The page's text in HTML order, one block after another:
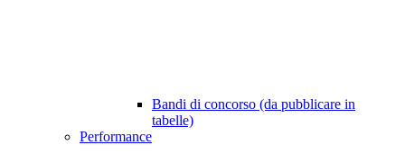
Bandi di concorso (da pubblicare in
tabelle)
Performance